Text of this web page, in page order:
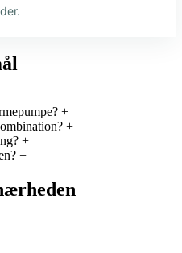
+
+
+
+